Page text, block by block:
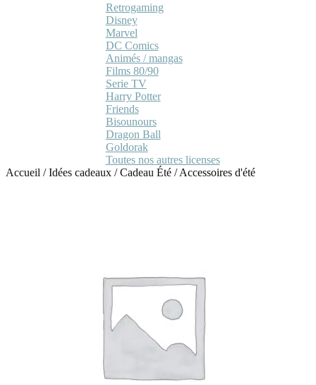
Retrogaming
Disney
Marvel
DC Comics
Animés / mangas
Films 80/90
Serie TV
Harry Potter
Friends
Bisounours
Dragon Ball
Goldorak
Toutes nos autres licenses
Accueil /Idées cadeaux /Cadeau Été /Accessoires d'été